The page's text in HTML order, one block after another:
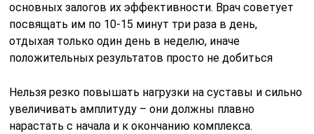
основных залогов их эффективности. Врач советует
посвящать им по 10-15 минут три раза в день,
отдыхая только один день в неделю, иначе
положительных результатов просто не добиться
Нельзя резко повышать нагрузки на суставы и сильно
увеличивать амплитуду – они должны плавно
нарастать с начала и к окончанию комплекса.